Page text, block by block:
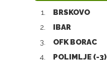
1. BRSKOVO
2.
IBAR
3.
OFK BORAC
4.
POLIMLJE (-3)